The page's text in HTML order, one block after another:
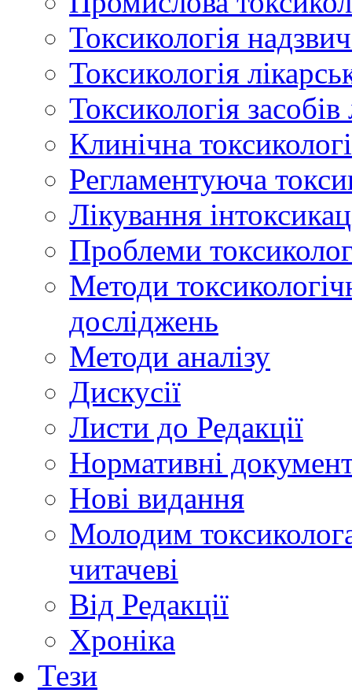
Токсикологія
Токсикологія
Токсикологія
Клинічна
Регламентуюча
Лікування
Проблеми
Методи
досліджень
Методи аналізу
Дискусії
Листи до Редакції
Нормативні
Нові видання
Молодим
читачеві
Від Редакції
Хроніка
Тези